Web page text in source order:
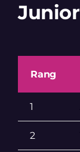
Junior
Rang
1
2